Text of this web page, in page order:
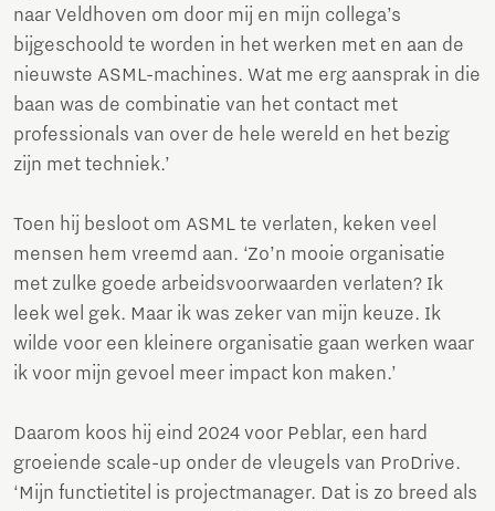
naar Veldhoven om door mij en mijn collega’s
bijgeschoold te worden in het werken met en aan de
nieuwste ASML-machines. Wat me erg aansprak in die
baan was de combinatie van het contact met
professionals van over de hele wereld en het bezig
zijn met techniek.’
Toen hij besloot om ASML te verlaten, keken veel
mensen hem vreemd aan. ‘Zo’n mooie organisatie
met zulke goede arbeidsvoorwaarden verlaten? Ik
leek wel gek. Maar ik was zeker van mijn keuze. Ik
wilde voor een kleinere organisatie gaan werken waar
ik voor mijn gevoel meer impact kon maken.’
Daarom koos hij eind 2024 voor Peblar, een hard
groeiende scale-up onder de vleugels van ProDrive.
‘Mijn functietitel is projectmanager. Dat is zo breed als